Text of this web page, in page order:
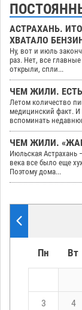
АСТРАХАНЬ.
ХВАТАЛО
Ну, вот и июль
раз. Нет, все
открыли, спли...
ЧЕМ ЖИЛИ.
Летом количество
медицинский факт.
вспоминать
ЧЕМ ЖИЛИ.
Июльская
века все было еще
Поэтому дома...
Пн Вт
3 4